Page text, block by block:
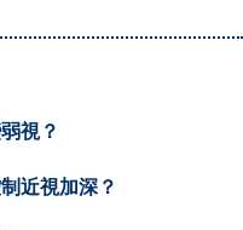
視？
近視加深？